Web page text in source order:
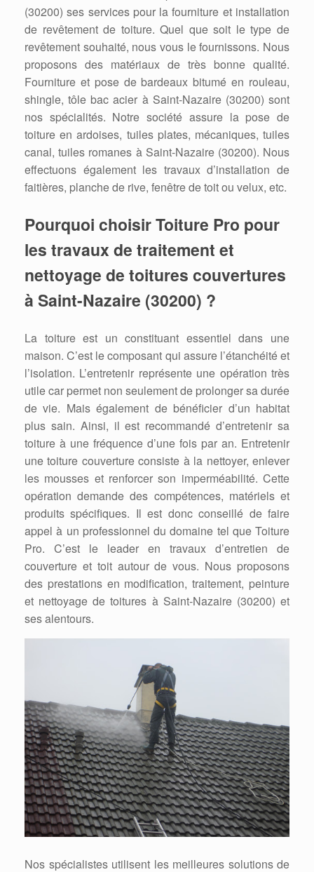
(30200) ses services pour la fourniture et installation
de revêtement de toiture. Quel que soit le type de
revêtement souhaité, nous vous le fournissons. Nous
proposons des matériaux de très bonne qualité.
Fourniture et pose de bardeaux bitumé en rouleau,
shingle, tôle bac acier à Saint-Nazaire (30200) sont
nos spécialités. Notre société assure la pose de
toiture en ardoises, tuiles plates, mécaniques, tuiles
canal, tuiles romanes à Saint-Nazaire (30200). Nous
effectuons également les travaux d’installation de
faitières, planche de rive, fenêtre de toit ou velux, etc.
Pourquoi choisir Toiture Pro pour
les travaux de traitement et
nettoyage de toitures couvertures
à Saint-Nazaire (30200) ?
La toiture est un constituant essentiel dans une
maison. C’est le composant qui assure l’étanchéité et
l’isolation. L’entretenir représente une opération très
utile car permet non seulement de prolonger sa durée
de vie. Mais également de bénéficier d’un habitat
plus sain. Ainsi, il est recommandé d’entretenir sa
toiture à une fréquence d’une fois par an. Entretenir
une toiture couverture consiste à la nettoyer, enlever
les mousses et renforcer son imperméabilité. Cette
opération demande des compétences, matériels et
produits spécifiques. Il est donc conseillé de faire
appel à un professionnel du domaine tel que Toiture
Pro. C’est le leader en travaux d’entretien de
couverture et toit autour de vous. Nous proposons
des prestations en modification, traitement, peinture
et nettoyage de toitures à Saint-Nazaire (30200) et
ses alentours.
Nos spécialistes utilisent les meilleures solutions de